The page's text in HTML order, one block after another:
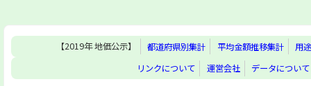
【2019年 地価公示】 都道府県別集計 平均金額推移集計
用
リンクについて
運営会社
データについて